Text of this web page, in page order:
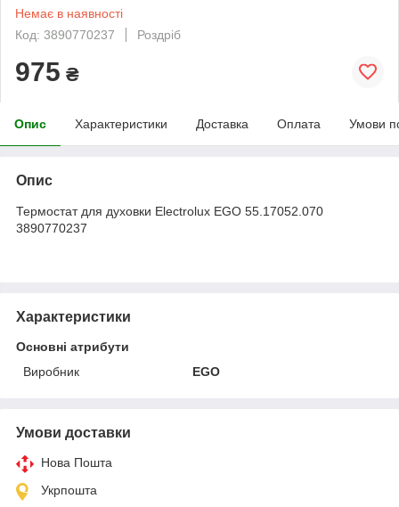
Немає в наявності
Код: 3890770237
Роздріб
975 ₴
Опис Характеристики Доставка Оплата Умови
Опис
Термостат для духовки Electrolux EGO 55.17052.070
3890770237
Характеристики
Основні атрибути
Виробник
EGO
Умови доставки
Нова Пошта
Укрпошта